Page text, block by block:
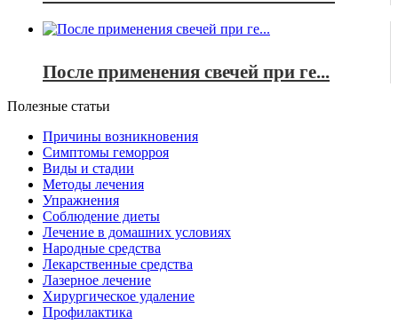
После применения свечей при ге...
Полезные статьи
Причины возникновения
Симптомы геморроя
Виды и стадии
Методы лечения
Упражнения
Соблюдение диеты
Лечение в домашних условиях
Народные средства
Лекарственные средства
Лазерное лечение
Хирургическое удаление
Профилактика